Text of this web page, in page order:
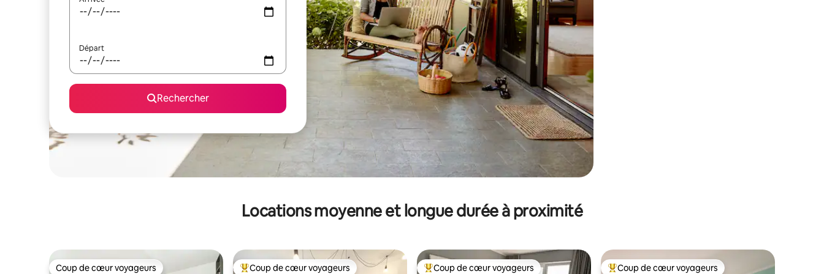
Départ
Rechercher
Locations moyenne et longue durée à proximité
Coup de cœur voyageurs Coup de cœur voyageurs Coup de cœur voyageurs Coup de cœur voyageurs